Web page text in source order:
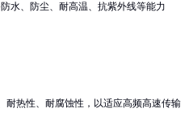
水、防尘、耐高温、抗紫外线等能力
耐热性、耐腐蚀性，以适应高频高速传输